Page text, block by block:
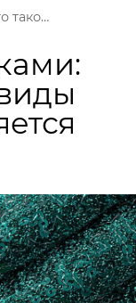
Ткань с пайетками: что это такое, виды и где применяется